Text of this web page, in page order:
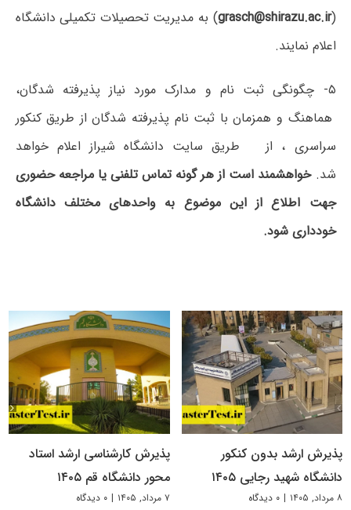
(
grasch@shirazu.ac.ir) به مدیریت تحصیلات تکمیلی دانشگاه
اعلام نمایند.
۵- چگونگی ثبت نام و مدارک مورد نیاز پذیرفته شدگان،
هماهنگ و همزمان با ثبت نام پذیرفته شدگان از طریق کنکور
سراسری ، از طریق سایت دانشگاه شیراز اعلام خواهد
شد. خواهشمند است از هر گونه تماس تلفنی یا مراجعه حضوری
جهت اطلاع از این موضوع به واحدهای مختلف دانشگاه
خودداری شود.
پذیرش ارشد بدون کنکور
دانشگاه شهید رجایی ۱۴۰۵
۸ مرداد, ۱۴۰۵ | ۰ دیدگاه
پذیرش کارشناسی ارشد استاد
محور دانشگاه قم ۱۴۰۵
۷ مرداد, ۱۴۰۵ | ۰ دیدگاه